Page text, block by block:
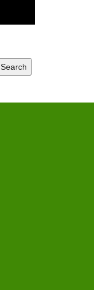
Search